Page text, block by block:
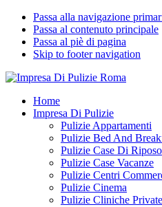
Passa alla navigazione
Passa al contenuto principale
Passa al piè di pagina
Skip to footer navigation
Impresa Di Pulizie Roma
✅ Abitazioni e Attività Commerciali
Home
Impresa Di Pulizie
Pulizie Appartamenti
Pulizie Bed And
Pulizie Case Di Riposo
Pulizie Case Vacanze
Pulizie Centri
Pulizie Cinema
Pulizie Cliniche Private